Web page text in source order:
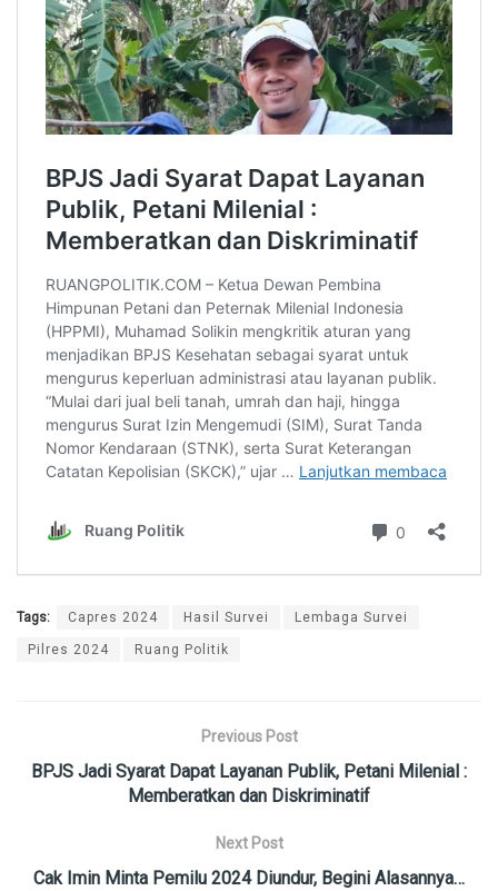
Tags: Capres 2024 Hasil Survei Lembaga Survei
Pilres 2024 Ruang Politik
Previous Post
BPJS Jadi Syarat Dapat Layanan Publik, Petani Milenial :
Memberatkan dan Diskriminatif
Next Post
Cak Imin Minta Pemilu 2024 Diundur, Begini Alasannya…